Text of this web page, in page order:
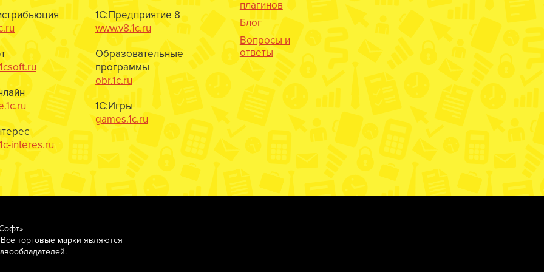
interes.ru
1С:Предприятие 8
www.v8.1c.ru
Образовательные
программы
obr.1c.ru
1С:Игры
games.1c.ru
плагинов
Блог
Вопросы и
ответы
торговые марки являются